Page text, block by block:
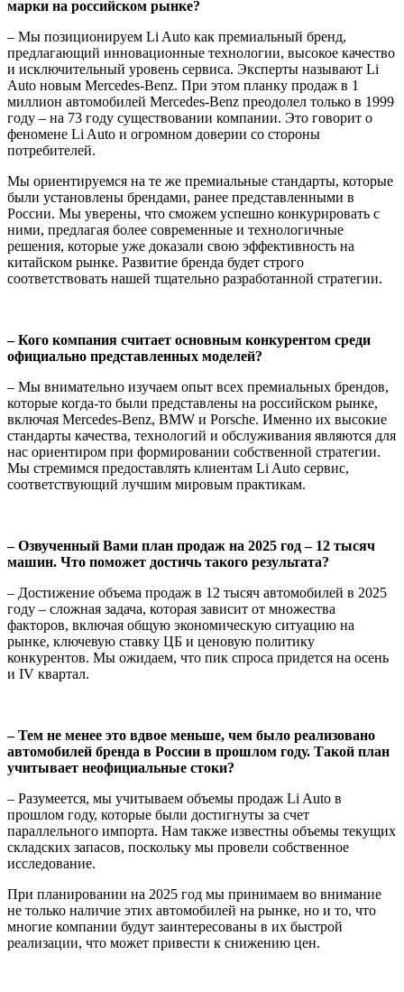
марки на российском рынке?
– Мы позиционируем Li Auto как премиальный бренд,
предлагающий инновационные технологии, высокое качество
и исключительный уровень сервиса. Эксперты называют Li
Auto новым Mercedes-Benz. При этом планку продаж в 1
миллион автомобилей Mercedes-Benz преодолел только в 1999
году – на 73 году существовании компании. Это говорит о
феномене Li Auto и огромном доверии со стороны
потребителей.
Мы ориентируемся на те же премиальные стандарты, которые
были установлены брендами, ранее представленными в
России. Мы уверены, что сможем успешно конкурировать с
ними, предлагая более современные и технологичные
решения, которые уже доказали свою эффективность на
китайском рынке. Развитие бренда будет строго
соответствовать нашей тщательно разработанной стратегии.
– Кого компания считает основным конкурентом среди
официально представленных моделей?
– Мы внимательно изучаем опыт всех премиальных брендов,
которые когда-то были представлены на российском рынке,
включая Mercedes-Benz, BMW и Porsche. Именно их высокие
стандарты качества, технологий и обслуживания являются для
нас ориентиром при формировании собственной стратегии.
Мы стремимся предоставлять клиентам Li Auto сервис,
соответствующий лучшим мировым практикам.
– Озвученный Вами план продаж на 2025 год – 12 тысяч
машин. Что поможет достичь такого результата?
– Достижение объема продаж в 12 тысяч автомобилей в 2025
году – сложная задача, которая зависит от множества
факторов, включая общую экономическую ситуацию на
рынке, ключевую ставку ЦБ и ценовую политику
конкурентов. Мы ожидаем, что пик спроса придется на осень
и IV квартал.
– Тем не менее это вдвое меньше, чем было реализовано
автомобилей бренда в России в прошлом году. Такой план
учитывает неофициальные стоки?
– Разумеется, мы учитываем объемы продаж Li Auto в
прошлом году, которые были достигнуты за счет
параллельного импорта. Нам также известны объемы текущих
складских запасов, поскольку мы провели собственное
исследование.
При планировании на 2025 год мы принимаем во внимание
не только наличие этих автомобилей на рынке, но и то, что
многие компании будут заинтересованы в их быстрой
реализации, что может привести к снижению цен.